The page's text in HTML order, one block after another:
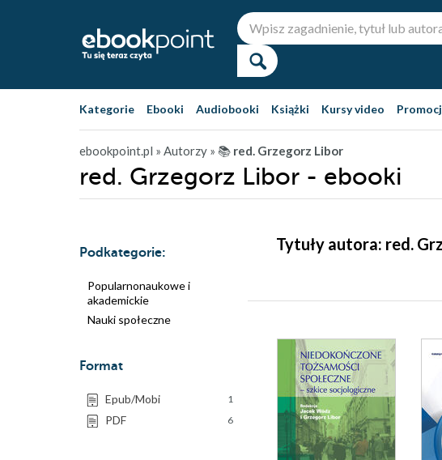
Kategorie Ebooki Audiobooki Książki Kursy video
ebookpoint.pl » Autorzy » 📚 red. Grzegorz Libor
red. Grzegorz Libor - ebooki
Podkategorie:
Popularnonaukowe i
akademickie
Nauki społeczne
Format
Epub/Mobi 1
PDF 6
Tytuły autora: red.